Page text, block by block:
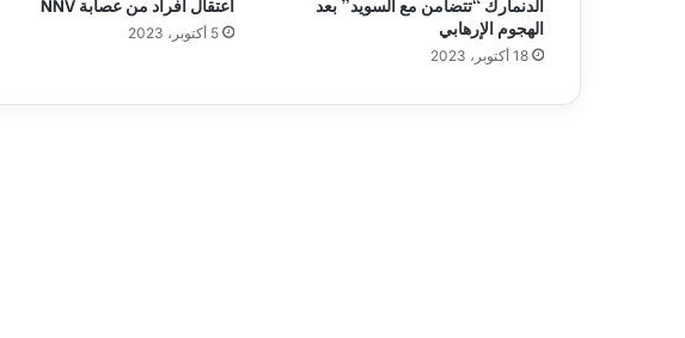
و
ن
الهجوم الإرهابي
18 أكتوبر، 2023
5 أكتوبر، 2023